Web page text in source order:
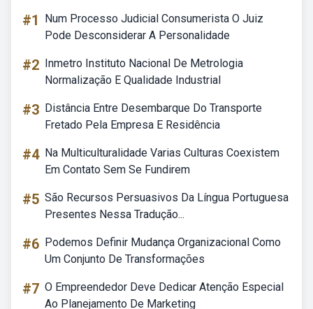
#1
Num Processo Judicial Consumerista O Juiz
Pode Desconsiderar A Personalidade
#2 Inmetro Instituto Nacional De Metrologia
Normalização E Qualidade Industrial
#3 Distância Entre Desembarque Do Transporte
Fretado Pela Empresa E Residência
#4 Na Multiculturalidade Varias Culturas Coexistem
Em Contato Sem Se Fundirem
#5 São Recursos Persuasivos Da Língua Portuguesa
Presentes Nessa Tradução...
#6 Podemos Definir Mudança Organizacional Como
Um Conjunto De Transformações
#7 O Empreendedor Deve Dedicar Atenção Especial
Ao Planejamento De Marketing